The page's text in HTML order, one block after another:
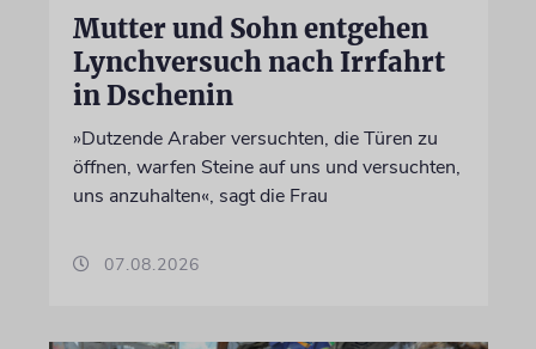
Mutter und Sohn entgehen
Lynchversuch nach Irrfahrt
in Dschenin
»Dutzende Araber versuchten, die Türen zu
öffnen, warfen Steine auf uns und versuchten,
uns anzuhalten«, sagt die Frau
07.08.2026